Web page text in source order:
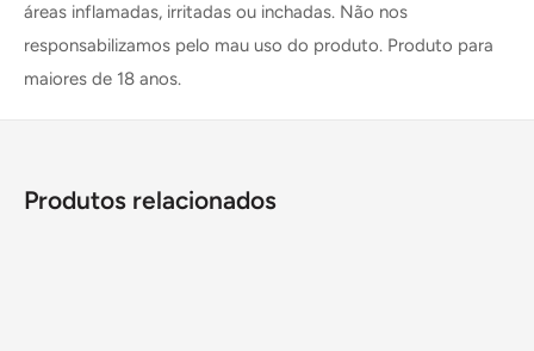
áreas inflamadas, irritadas ou inchadas. Não nos
responsabilizamos pelo mau uso do produto. Produto para
maiores de 18 anos.
Produtos relacionados